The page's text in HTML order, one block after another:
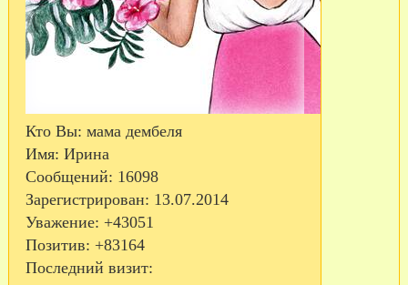
Кто Вы: мама дембеля
Имя: Ирина
Сообщений: 16098
Зарегистрирован: 13.07.2014
Уважение: +43051
Позитив: +83164
Последний визит: